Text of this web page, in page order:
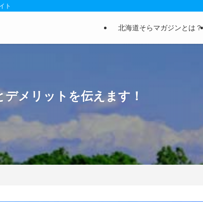
ト
北海道そらマガジンとは？
デメリットを伝えます！